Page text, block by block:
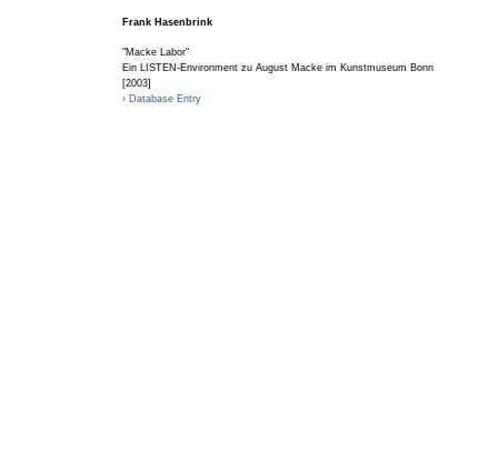
Frank Hasenbrink
"Macke Labor"
Ein LISTEN-Environment zu August Macke im Kunstmuseum Bonn
[2003]
› Database Entry